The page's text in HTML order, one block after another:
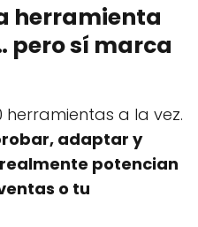
herramienta
pero sí marca
herramientas a la vez.
adaptar y
potencian
o tu